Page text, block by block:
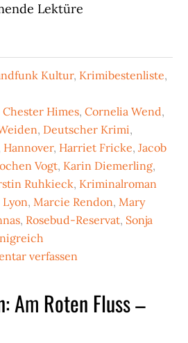
Lektüre
Kultur, Krimibestenliste,
Chester Himes,Cornelia Wend,
, Deutscher Krimi,
Hannover, Harriet Fricke,Jacob
Vogt, Karin Diemerling,
Ruhkieck, Kriminalroman
Lyon,Marcie Rendon,Mary
, Rosebud-Reservat, Sonja
verfassen
Am Roten Fluss –